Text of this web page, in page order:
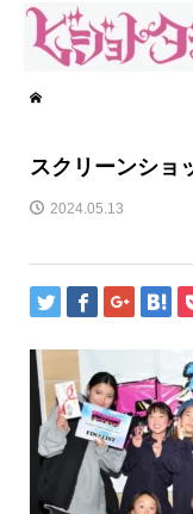
スクリーンショ
2024.05.13